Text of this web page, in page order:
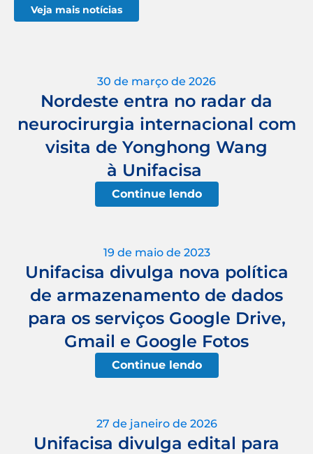
Veja mais notícias
30 de março de 2026
Nordeste entra no radar da
neurocirurgia internacional com
visita de Yonghong Wang
à Unifacisa
Continue lendo
19 de maio de 2023
Unifacisa divulga nova política
de armazenamento de dados
para os serviços Google Drive,
Gmail e Google Fotos
Continue lendo
27 de janeiro de 2026
Unifacisa divulga edital para